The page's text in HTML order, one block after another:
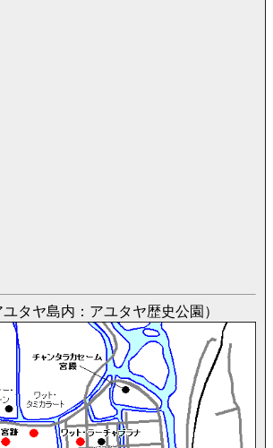
タヤ島内：アユタヤ歴史公園）